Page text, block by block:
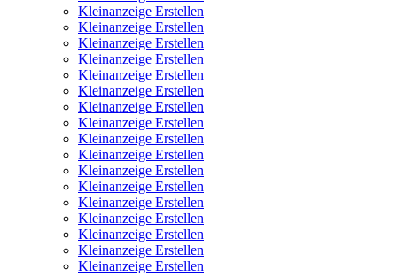
Kleinanzeige Erstellen
Kleinanzeige Erstellen
Kleinanzeige Erstellen
Kleinanzeige Erstellen
Kleinanzeige Erstellen
Kleinanzeige Erstellen
Kleinanzeige Erstellen
Kleinanzeige Erstellen
Kleinanzeige Erstellen
Kleinanzeige Erstellen
Kleinanzeige Erstellen
Kleinanzeige Erstellen
Kleinanzeige Erstellen
Kleinanzeige Erstellen
Kleinanzeige Erstellen
Kleinanzeige Erstellen
Kleinanzeige Erstellen